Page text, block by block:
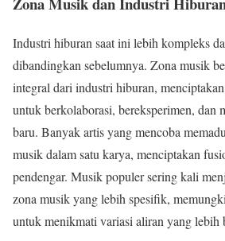
Industri hiburan saat ini lebih kompleks
dibandingkan sebelumnya. Zona musik
integral dari industri hiburan,
untuk berkolaborasi, bereksperimen, dan
baru. Banyak artis yang mencoba
musik dalam satu karya, menciptakan
pendengar. Musik populer sering kali
zona musik yang lebih spesifik,
untuk menikmati variasi aliran yang lebih